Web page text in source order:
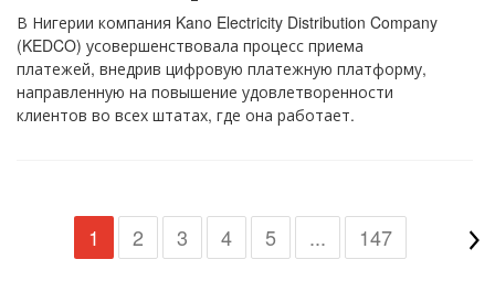
В Нигерии компания Kano Electricity Distribution Company
(KEDCO) усовершенствовала процесс приема
платежей, внедрив цифровую платежную платформу,
направленную на повышение удовлетворенности
клиентов во всех штатах, где она работает.
1 2 3 4 5 ... 147